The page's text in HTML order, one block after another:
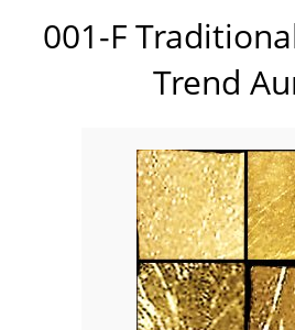
Мозаика Art&Natura
Мозаика Bisazza
Мозаика Trend
Artistic Mosaic
Aureo
Brillante
001-F
Trend